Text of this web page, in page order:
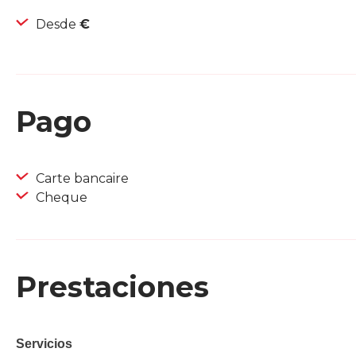
Desde €
Pago
Carte bancaire
Cheque
Prestaciones
Servicios